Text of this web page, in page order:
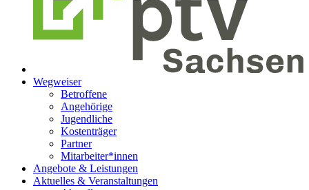
Wegweiser
Betroffene
Angehörige
Jugendliche
Kostenträger
Partner
Mitarbeiter*innen
Angebote & Leistungen
Aktuelles & Veranstaltungen